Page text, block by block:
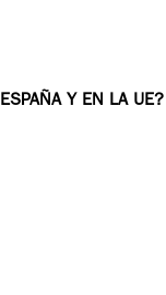
Y EN LA UE?